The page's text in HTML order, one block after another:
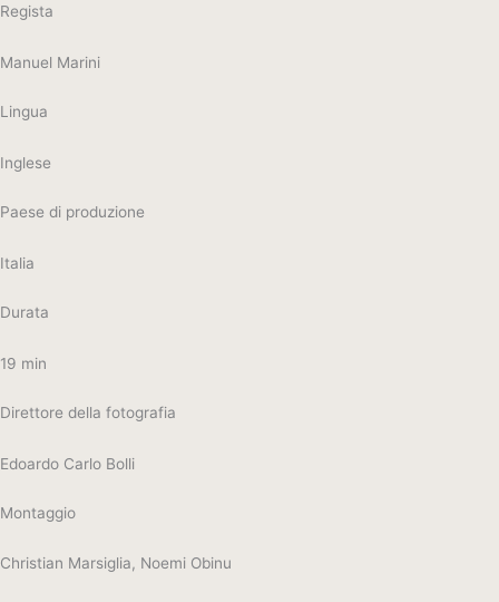
Regista
Manuel Marini
Lingua
Inglese
Paese di produzione
Italia
Durata
19 min
Direttore della fotografia
Edoardo Carlo Bolli
Montaggio
Christian Marsiglia, Noemi Obinu